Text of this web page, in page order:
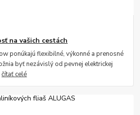
na vašich cestách
ponúkajú flexibilné, výkonné a prenosné
byť nezávislý od pevnej elektrickej
čítať celé